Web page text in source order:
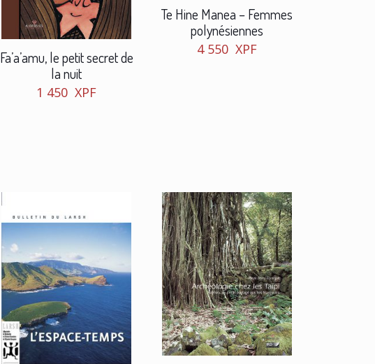
Fa’a’amu, le petit secret de
la nuit
1 450 XPF
Te Hine Manea – Femmes
polynésiennes
4 550 XPF